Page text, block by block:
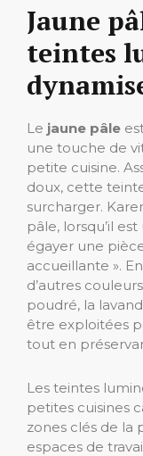
Jaune
teintes
Le jaune pâle
une touche de
petite cuisine.
doux, cette
surcharger.
pâle, lorsqu’il
égayer une
accueillante ».
d’autres
poudré, la
être exploitées
tout en
Les teintes
petites cuisines
zones clés de la
espaces de